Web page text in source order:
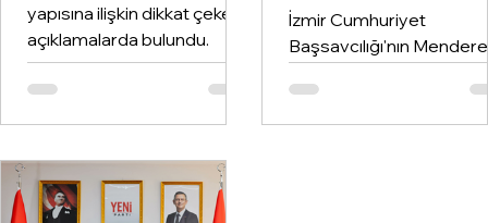
yapısına ilişkin dikkat çeken
açıklamalarda bulundu.
İzmir Cumhuriyet
Başsavcılığı'nın
yürüttüğü soruşturma
kapsamında Belediye